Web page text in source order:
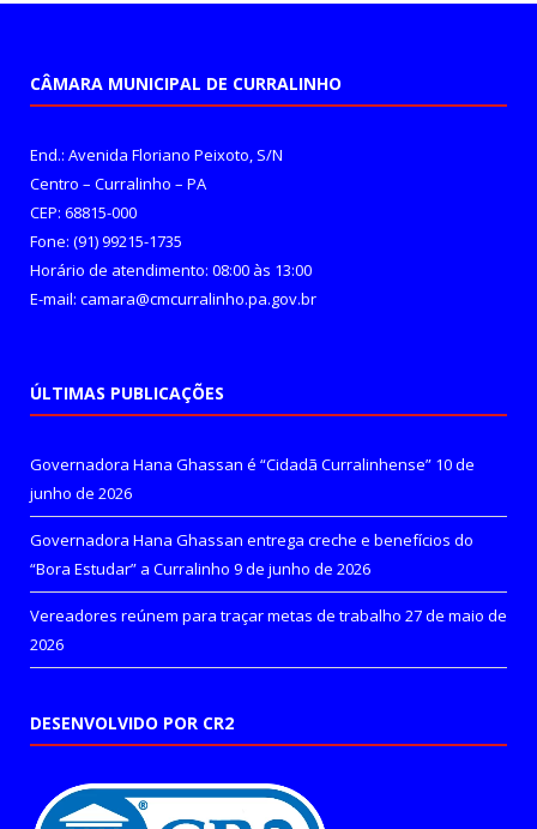
CÂMARA MUNICIPAL DE CURRALINHO
End.: Avenida Floriano Peixoto, S/N
Centro – Curralinho – PA
CEP: 68815-000
Fone: (91) 99215-1735
Horário de atendimento: 08:00 às 13:00
E-mail: camara@cmcurralinho.pa.gov.br
ÚLTIMAS PUBLICAÇÕES
Governadora Hana Ghassan é “Cidadã Curralinhense” 10 de
junho de 2026
Governadora Hana Ghassan entrega creche e benefícios do
“Bora Estudar” a Curralinho 9 de junho de 2026
Vereadores reúnem para traçar metas de trabalho 27 de maio de
2026
DESENVOLVIDO POR CR2